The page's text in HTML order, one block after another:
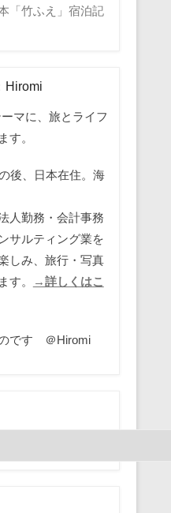
「竹ふえ」宿泊記
Hiromi
ーマに、旅とライフ
す。
後、日本在住。海
人勤務・会計事務
サルティング業を
しみ、旅行・写真
す。
→詳しくはこ
です ＠Hiromi